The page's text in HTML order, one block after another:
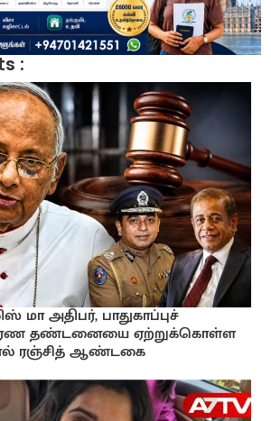
:
அதிபர், பாதுகாப்புச்
தண்டனையை ஏற்றுக்கொள்ள
ரஞ்சித் ஆண்டகை